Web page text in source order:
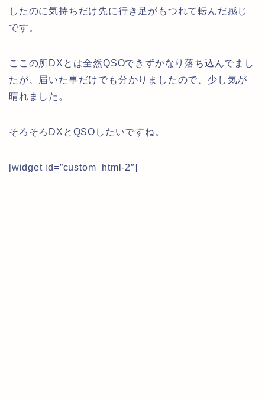
したのに気持ちだけ先に行き足がもつれて転んだ感じ
です。
ここの所DXとは全然QSOできずかなり落ち込んでまし
たが、届いた事だけでも分かりましたので、少し気が
晴れました。
そろそろDXとQSOしたいですね。
[widget id=”custom_html-2″]